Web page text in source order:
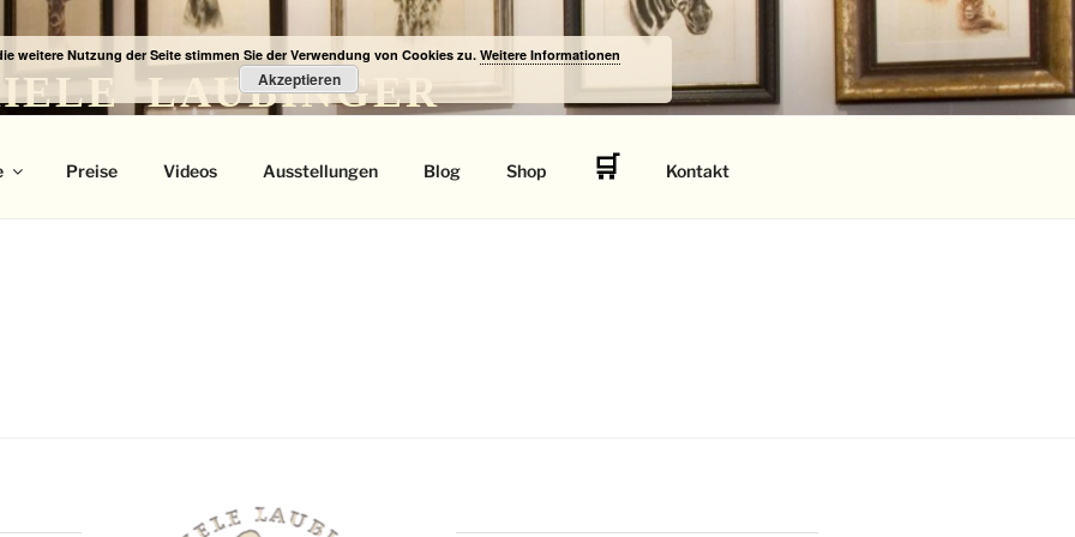
LAUBINGER
Preise Videos Ausstellungen Blog Shop 🛒 Kontakt
weitere Nutzung der Seite stimmen Sie der Verwendung von Cookies zu. Weitere Informationen
Akzeptieren